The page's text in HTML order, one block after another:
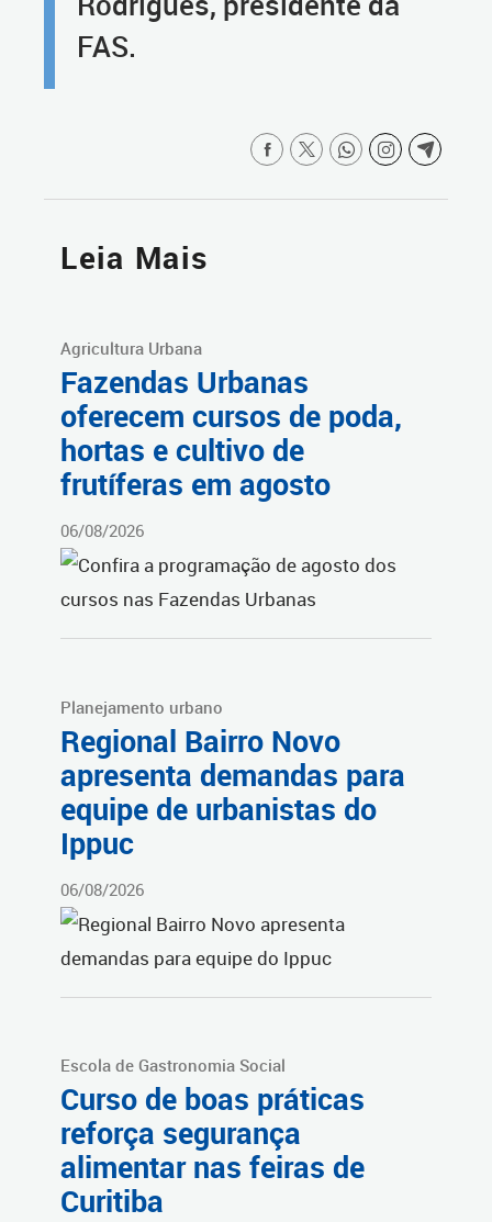
FAS.
Leia Mais
Agricultura Urbana
Fazendas Urbanas
oferecem cursos de poda,
hortas e cultivo de
frutíferas em agosto
06/08/2026
Planejamento urbano
Regional Bairro Novo
apresenta demandas para
equipe de urbanistas do
Ippuc
06/08/2026
Escola de Gastronomia Social
Curso de boas práticas
reforça segurança
alimentar nas feiras de
Curitiba